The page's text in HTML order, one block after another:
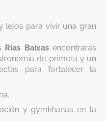
lejos para vivir una gran
Rías Baixasencontrarás
de primera y un
para fortalecer la
y gymkhanas en la